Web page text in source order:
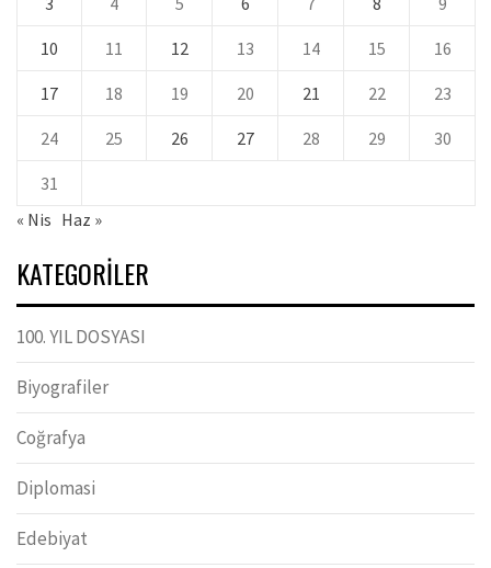
10 11 12 13 14 15 16
17 18 19 20 21 22 23
24 25 26 27 28 29 30
31
« Nis Haz »
KATEGORILER
100. YIL DOSYASI
Biyografiler
Coğrafya
Diplomasi
Edebiyat